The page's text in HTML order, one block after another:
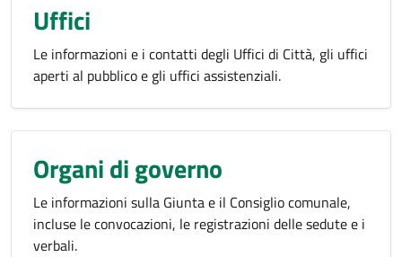
Uffici
Le informazioni e i contatti degli Uffici di Città, gli uffici
aperti al pubblico e gli uffici assistenziali.
Organi di governo
Le informazioni sulla Giunta e il Consiglio comunale,
incluse le convocazioni, le registrazioni delle sedute e i
verbali.